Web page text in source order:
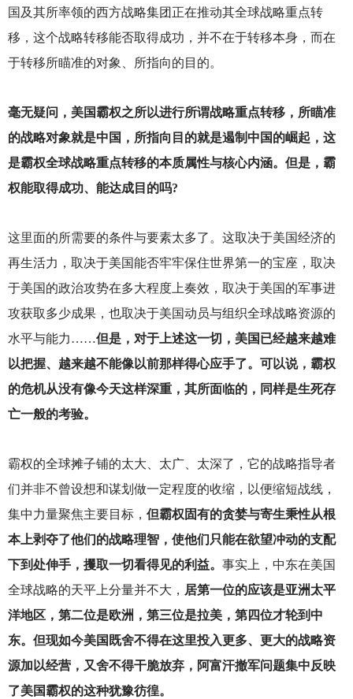
国及其所率领的西方战略集团正在推动其全球战略重点转
移，这个战略转移能否取得成功，并不在于转移本身，而在
于转移所瞄准的对象、所指向的目的。
毫无疑问，美国霸权之所以进行所谓战略重点转移，所瞄准
的战略对象就是中国，所指向目的就是遏制中国的崛起，这
是霸权全球战略重点转移的本质属性与核心内涵。但是，霸
权能取得成功、能达成目的吗?
这里面的所需要的条件与要素太多了。这取决于美国经济的
再生活力，取决于美国能否牢牢保住世界第一的宝座，取决
于美国的政治攻势在多大程度上奏效，取决于美国的军事进
攻获取多少成果，也取决于美国动员与组织全球战略资源的
水平与能力……但是，对于上述这一切，美国已经越来越难
以把握、越来越不能像以前那样得心应手了。可以说，霸权
的危机从没有像今天这样深重，其所面临的，同样是生死存
亡一般的考验。
霸权的全球摊子铺的太大、太广、太深了，它的战略指导者
们并非不曾设想和谋划做一定程度的收缩，以便缩短战线，
集中力量聚焦主要目标， 但霸权固有的贪婪与寄生秉性从根
本上剥夺了他们的战略理智，使他们只能在欲望冲动的支配
下到处伸手，攫取一切看得见的利益。 事实上，中东在美国
全球战略的天平上分量并不大， 居第一位的应该是亚洲太平
洋地区，第二位是欧洲，第三位是拉美，第四位才轮到中
东。但现如今美国既舍不得在这里投入更多、更大的战略资
源加以经营，又舍不得干脆放弃，阿富汗撤军问题集中反映
了美国霸权的这种犹豫彷徨。